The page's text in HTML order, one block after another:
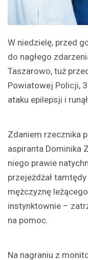
W niedzielę, przed
do nagłego
Taszarowo, tuż
Powiatowej Policji,
ataku epilepsji i
Zdaniem rzecznika
aspiranta Dominika
niego prawie
przejeżdżał
mężczyznę
instynktownie –
na pomoc.
Na nagraniu z